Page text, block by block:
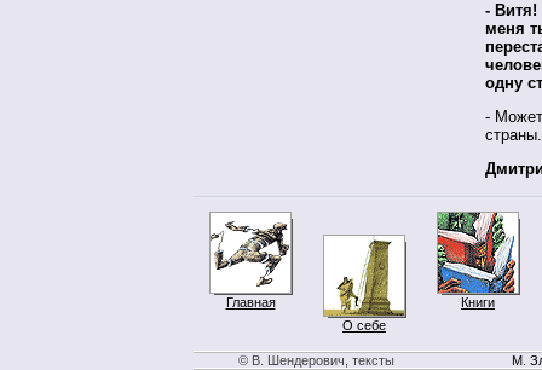
- Витя!
меня
одну
-
Главная
О себе
Книги
© В. Шендерович, тексты М.